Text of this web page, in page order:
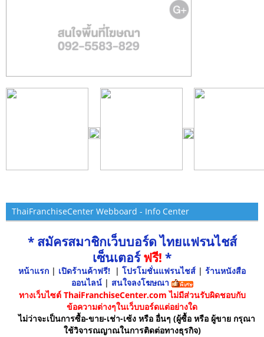
ThaiFranchiseCenter Webboard - Info Center
* สมัครสมาชิกเว็บบอร์ด ไทยแฟรนไชส์
เซ็นเตอร์ฟรี! *
หน้าแรก | เปิดร้านค้าฟรี! | โปรโมชั่นแฟรนไชส์ | ร้านหนังสือ
ออนไลน์ | สนใจลงโฆษณา
ทางเว็บไซต์ ThaiFranchiseCenter.com ไม่มีส่วนรับผิดชอบกับ
ข้อความต่างๆในเว็บบอร์ดแต่อย่างใด
ไม่ว่าจะเป็นการซื้อ-ขาย-เช่า-เซ้ง หรือ อื่นๆ (ผู้ซื้อ หรือ ผู้ขาย กรุณา
ใช้วิจารณญาณในการติดต่อทางธุรกิจ)